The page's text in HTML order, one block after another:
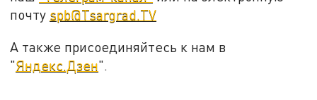
почту spb@Tsargrad.TV
А также присоединяйтесь к нам в
"Яндекс.Дзен".